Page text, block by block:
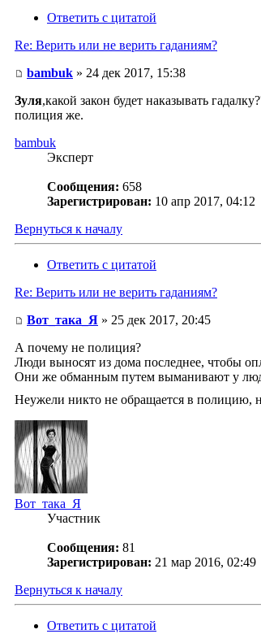
Ответить с цитатой
Re: Верить или не верить гаданиям?
bambuk » 24 дек 2017, 15:38
Зуля,какой закон будет наказывать
полиция же.
bambuk
Эксперт
Сообщения: 658
Зарегистрирован: 10 апр 2017, 04:12
Вернуться к началу
Ответить с цитатой
Re: Верить или не верить гаданиям?
Вот_така_Я » 25 дек 2017, 20:45
А почему не полиция?
Люди выносят из дома последнее, чтобы
Они же обманным путем выманивают у
Неужели никто не обращается в полицию,
Вот_така_Я
Участник
Сообщения: 81
Зарегистрирован: 21 мар 2016, 02:49
Вернуться к началу
Ответить с цитатой